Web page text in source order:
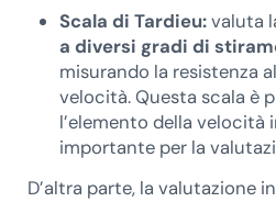
Scala di Tardieu:valuta
a diversi gradi di
misurando la resistenza
velocità. Questa scala è
l’elemento della velocità
importante per la
D’altra parte, la valutazione